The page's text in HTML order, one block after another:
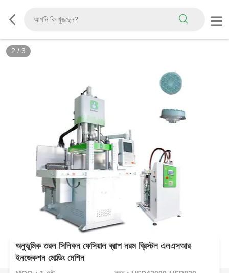
2 / 3
অনুভূমিক তরল সিলিকন ফেসিয়াল ব্রাশ নরম ব্রিস্টল এলএসআর
ইনজেকশন মোল্ডিং মেশিন